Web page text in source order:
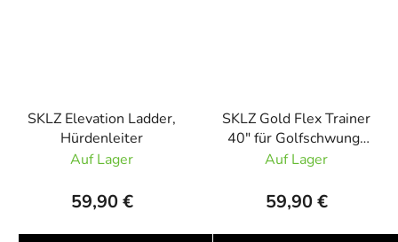
SKLZ Elevation Ladder,
Hürdenleiter
Auf Lager
59,90 €
SKLZ Gold Flex Trainer
40" für Golfschwung-
Training
Auf Lager
59,90 €